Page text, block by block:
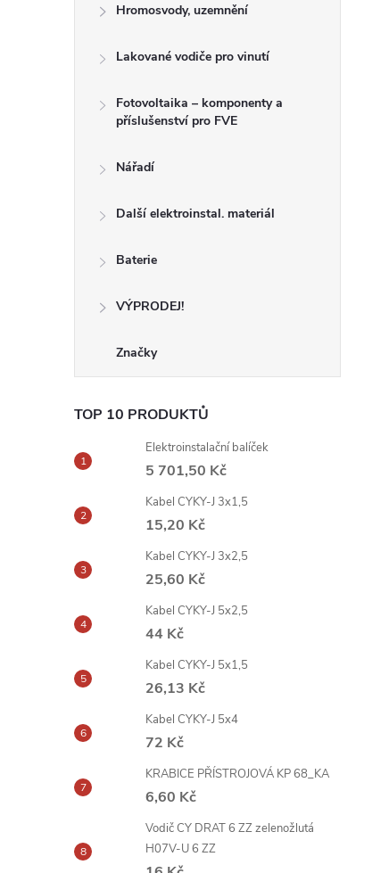
Hromosvody, uzemnění
Lakované vodiče pro vinutí
Fotovoltaika – komponenty a
příslušenství pro FVE
Nářadí
Další elektroinstal. materiál
Baterie
VÝPRODEJ!
Značky
TOP 10 PRODUKTŮ
Elektroinstalační balíček
5 701,50 Kč
Kabel CYKY-J 3x1,5
15,20 Kč
Kabel CYKY-J 3x2,5
25,60 Kč
Kabel CYKY-J 5x2,5
44 Kč
Kabel CYKY-J 5x1,5
26,13 Kč
Kabel CYKY-J 5x4
72 Kč
KRABICE PŘÍSTROJOVÁ KP 68_KA
6,60 Kč
Vodič CY DRAT 6 ZZ zelenožlutá
H07V-U 6 ZZ